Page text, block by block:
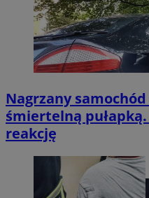
Nagrzany
śmiertelną
reakcję